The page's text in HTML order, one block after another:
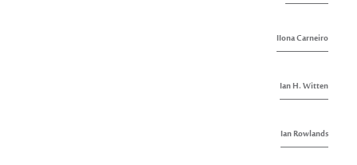
IIona Carneiro
Ian H. Witten
Ian Rowlands